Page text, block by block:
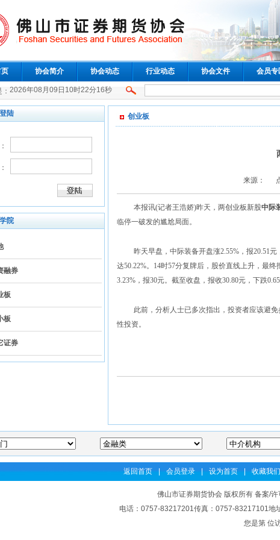
页 协会简介 协会动态 行业动态 协会文件 会员专
2026年08月09日10时22分16秒
陆
院
融券
板
板
证券
创业板
来源： 点
本报讯(记者王浩娇)昨天，两创业板新股中际
临停一破发的尴尬局面。
昨天早盘，中际装备开盘涨2.55%，报20.51
达50.22%。14时57分复牌后，股价直线上升，最
3.23%，报30元。截至收盘，报收30.80元，下跌
此前，分析人士已多次指出，投资者应该避
性投资。
返回首页 | 会员登录 | 设为首页 | 收藏我们
佛山市证券期货协会 版权所有 备案/许
电话：0757-83217201传真：0757-83217101地
您是第 位